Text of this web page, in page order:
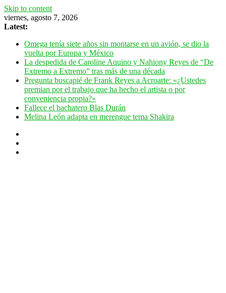
Skip to content
viernes, agosto 7, 2026
Latest:
Omega tenía siete años sin montarse en un avión, se dio la
vuelta por Europa y México
La despedida de Caroline Aquino y Nahiony Reyes de “De
Extremo a Extremo” tras más de una década
Pregunta buscapié de Frank Reyes a Acroarte: «¿Ustedes
premian por el trabajo que ha hecho el artista o por
conveniencia propia?»
Fallece el bachatero Blas Durán
Melina León adapta en merengue tema Shakira